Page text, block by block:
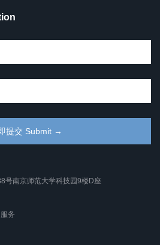
号南京师范大学科技园9楼D座
务